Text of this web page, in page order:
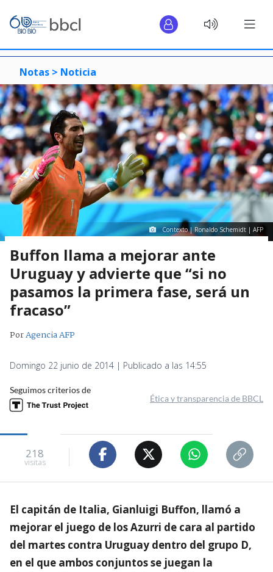
Notas > Noticia
Contexto | Ronaldo Schemidt | AFP
Buffon llama a mejorar ante
Uruguay y advierte que “si no
pasamos la primera fase, será un
fracaso”
PorAgencia AFP
Domingo 22 junio de 2014 | Publicado a las 14:55
Seguimos criterios de
Ética y transparencia de BBCL
218
visitas
El capitán de Italia, Gianluigi Buffon, llamó a
mejorar el juego de los Azurri de cara al partido
del martes contra Uruguay dentro del grupo D,
en el que ambos conjuntos se juegan la